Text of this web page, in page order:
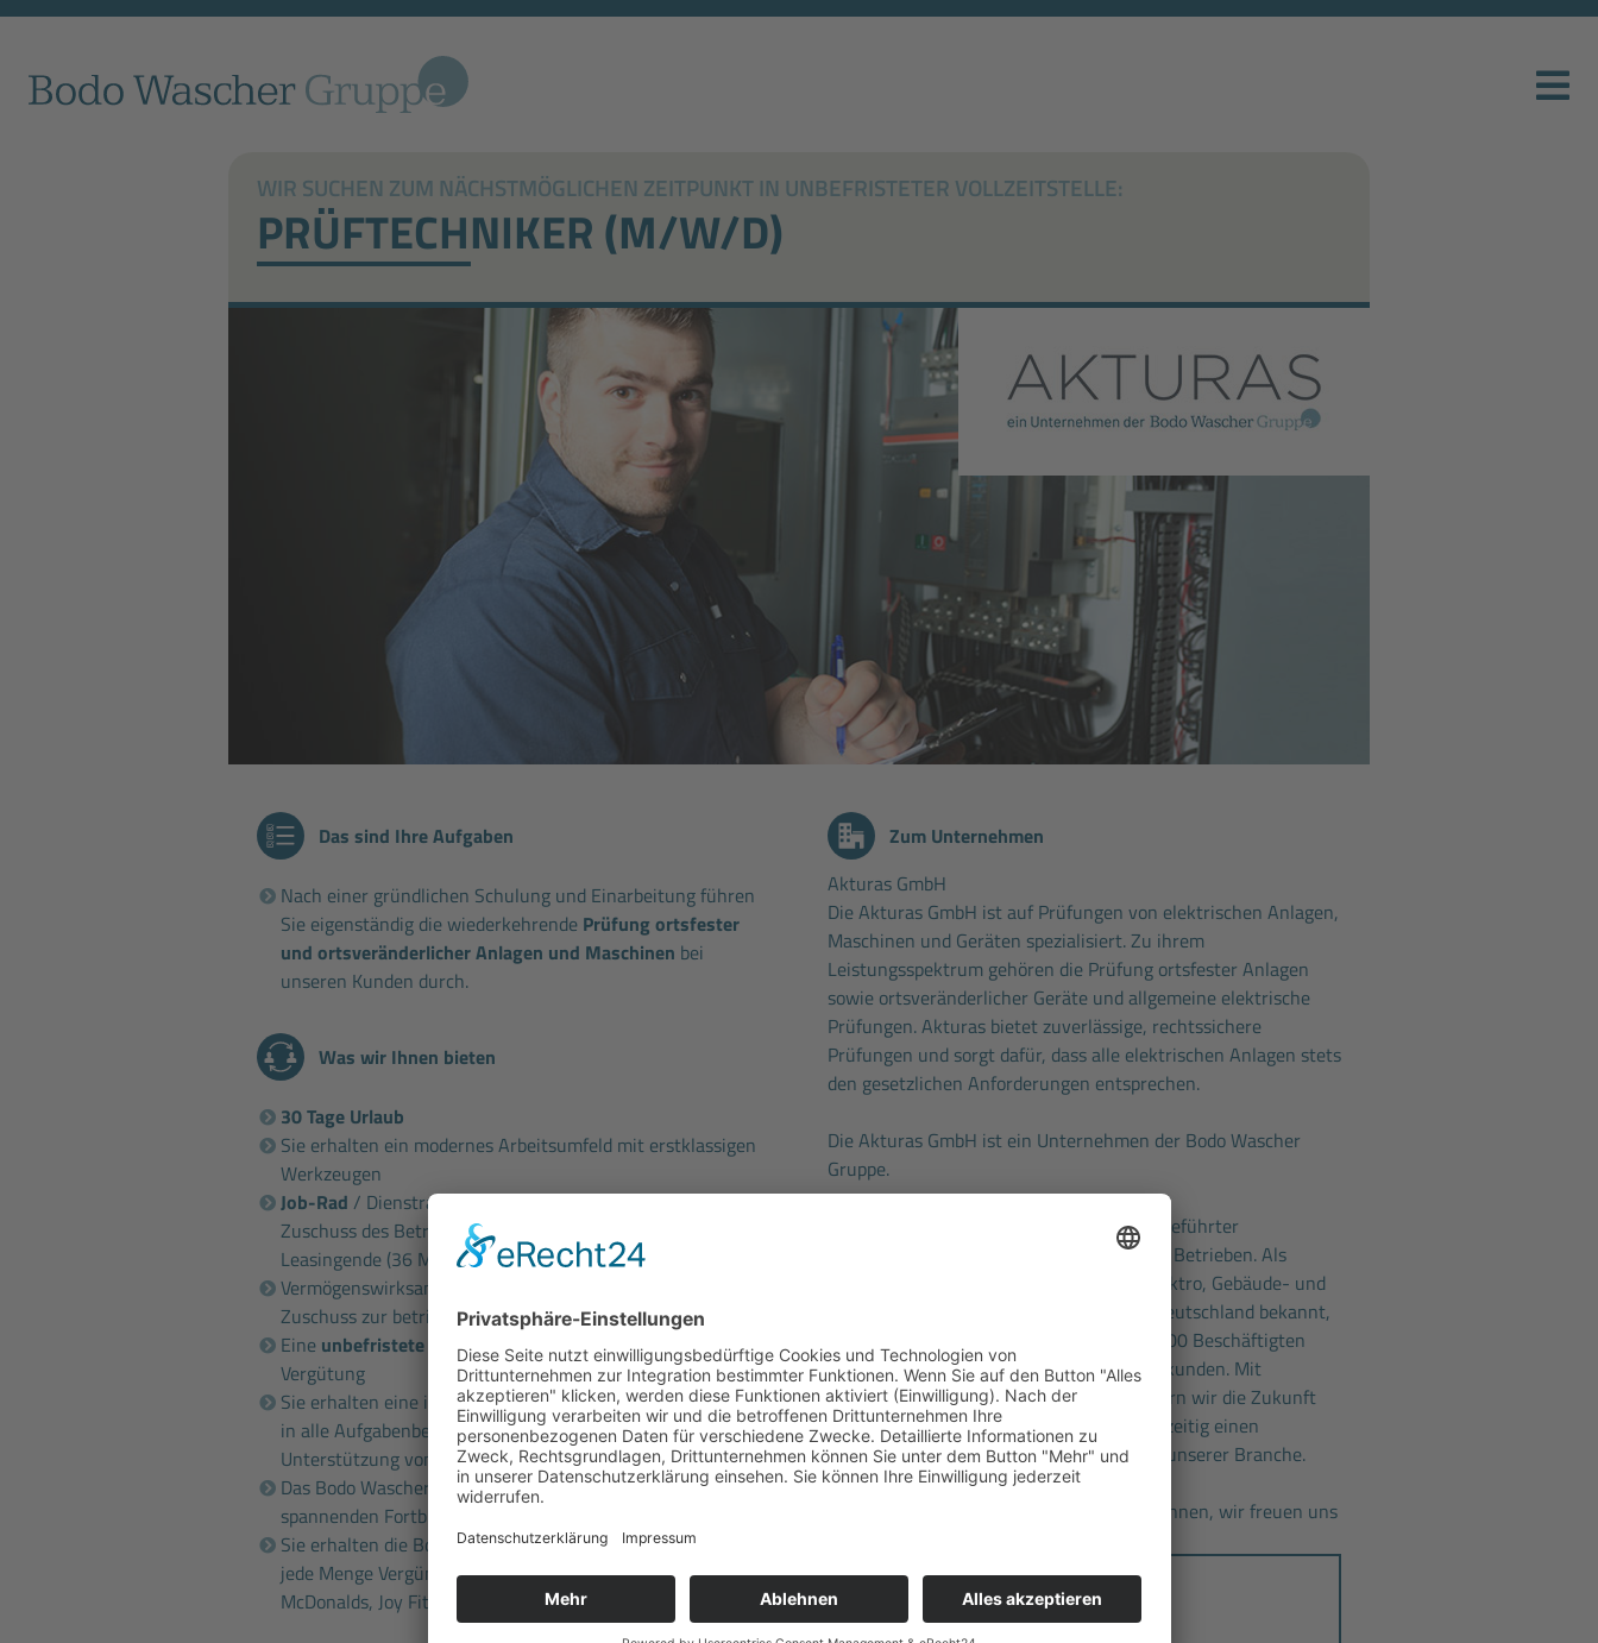
WIR SUCHEN ZUM NÄCHSTMÖGLICHEN ZEITPUNKT IN UNBEFRISTETER VOLLZEITSTELLE:
PRÜFTECHNIKER (M/W/D)
Das sind Ihre Aufgaben
Nach einer gründlichen Schulung und Einarbeitung führen
Sie eigenständig die wiederkehrende Prüfung ortsfester
und ortsveränderlicher Anlagen und Maschinen bei
unseren Kunden durch.
Was wir Ihnen bieten
30 Tage Urlaub
Sie erhalten ein modernes Arbeitsumfeld mit erstklassigen
Werkzeugen
Job-Rad / Dienstrad / E-Bike-Leasing bis 4.000 € mit
Zuschuss des Betriebs und vergünstigte Kaufoption nach
Leasingende (36 Monate)
Vermögenswirksame Leistung i.H.v. 324 € pro Jahr und
Zuschuss zur betrieblichen Altersvorsorge
Eine unbefristete Vollzeitanstellungund leistungsgerechte
Vergütung
Sie erhalten eine intensive und fachspezifische Einarbeitung
in alle Aufgabenbereiche und bekommen jederzeit fachliche
Unterstützung von erfahrenen Ansprechpartnern
Das Bodo Wascher GruppeSeminarprogrammmit vielen
spannenden Fortbildungen
Sie erhalten die Bodo WascherVorteilskarte, mit der Sie
jede Menge Vergünstigungen bekommen (z.B. bei Hagebau,
McDonalds, Joy Fitness, Fahrschulen etc.)
Zum Unternehmen
Akturas GmbH
Die Akturas GmbH ist auf Prüfungen von elektrischen Anlagen,
Maschinen und Geräten spezialisiert. Zu ihrem
Leistungsspektrum gehören die Prüfung ortsfester Anlagen
sowie ortsveränderlicher Geräte und allgemeine elektrische
Prüfungen. Akturas bietet zuverlässige, rechtssichere
Prüfungen und sorgt dafür, dass alle elektrischen Anlagen stets
den gesetzlichen Anforderungen entsprechen.
Die Akturas GmbH ist ein Unternehmen der Bodo Wascher
Gruppe.
Die Bodo Wascher Gruppe ist ein familiengeführter
Unternehmensverbund, bestehend aus 34 Betrieben. Als
Spezialist für alle Themen rund um die Elektro, Gebäude- und
Sicherheitstechnik sind wir in ganz Norddeutschland bekannt,
unser Heimathafen ist Lübeck. Unsere 1.100 Beschäftigten
betreuen Privat-, Gewerbe- und Industriekunden. Mit
insgesamt über 220 Auszubildenden sichern wir die Zukunft
unseres Unternehmens und leisten gleichzeitig einen
wichtigen Beitrag zur Weiterentwicklung unserer Branche.
Kommen Sie zu uns und lernen Sie uns kennen, wir freuen uns
Standort: